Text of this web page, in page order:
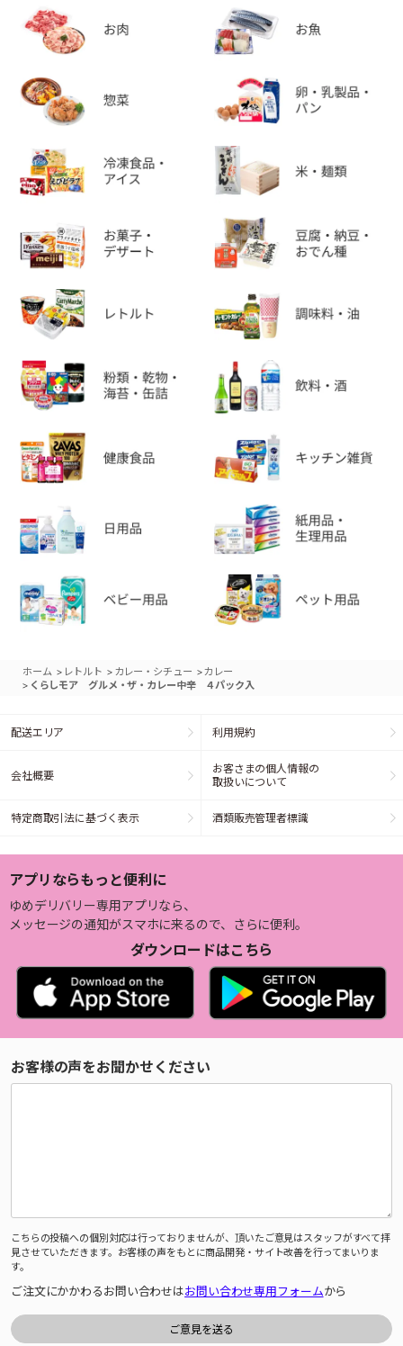
ホーム > レトルト > カレー・シチュー >カレー
> くらしモア グルメ・ザ・カレー中辛 ４パック入
配送エリア 利用規約
会社概要
お客さまの個人情報の
取扱いについて
特定商取引法に基づく表示 酒類販売管理者標識
アプリならもっと便利に
ゆめデリバリー専用アプリなら、
メッセージの通知がスマホに来るので、さらに便利。
ダウンロードはこちら
お客様の声をお聞かせください
こちらの投稿への個別対応は行っておりませんが、頂いたご意見はスタッフがすべて拝
見させていただきます。お客様の声をもとに商品開発・サイト改善を行ってまいりま
す。
ご注文にかかわるお問い合わせはお問い合わせ専用フォームから